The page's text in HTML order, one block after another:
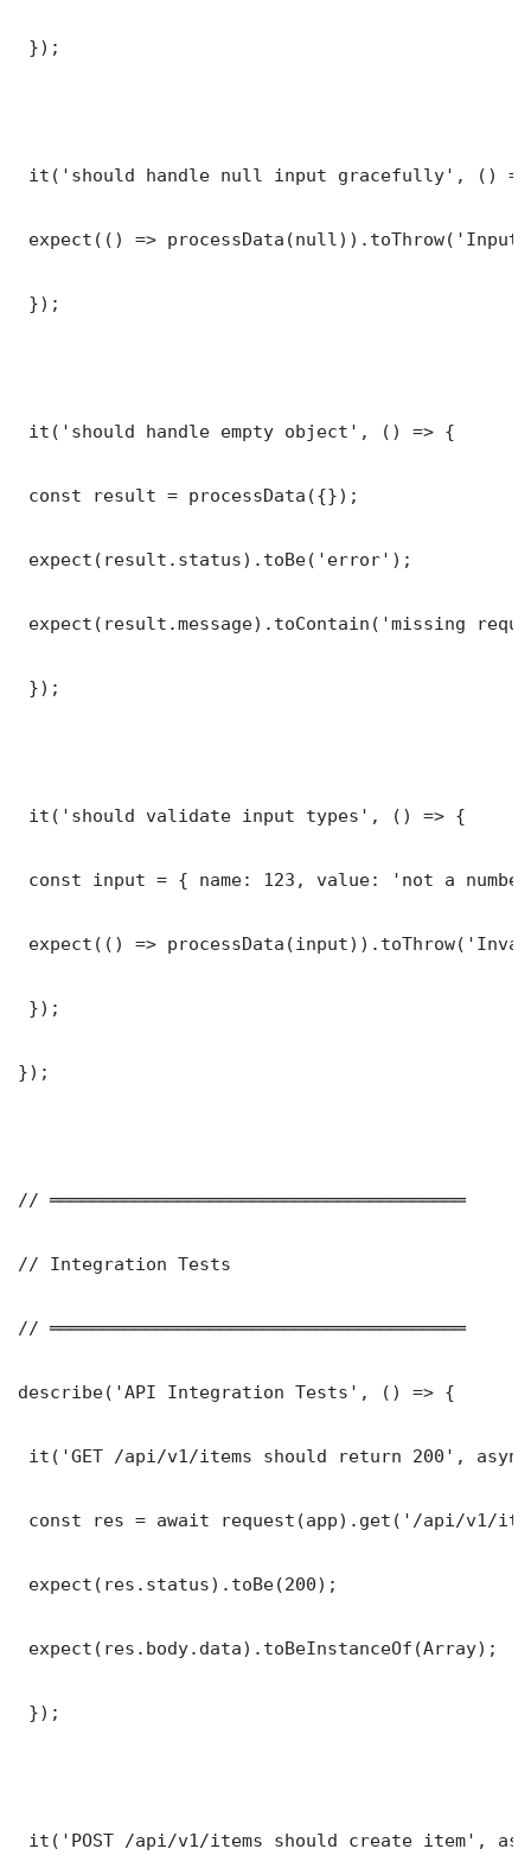
});
it('should handle null input gracefully', ()
expect(() =>
});
it('should handle empty object', () => {
const result = processData({});
expect(result.status).toBe('error');
expect(result.message).toContain('missing
});
it('should validate input types', () => {
const input = { name: 123, value: 'not a
expect(() =>
});
});
// ═══════════════════════════════════════
// Integration Tests
// ═══════════════════════════════════════
describe('API Integration Tests', () => {
it('GET /api/v1/items should return 200',
const res = await request(app).get('/api/v1/
expect(res.status).toBe(200);
expect(res.body.data).toBeInstanceOf(Array);
});
it('POST /api/v1/items should create item',